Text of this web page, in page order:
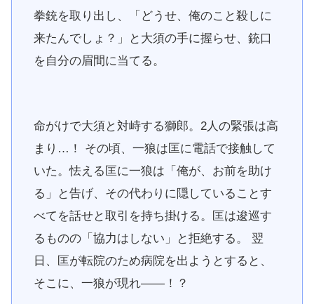
拳銃を取り出し、「どうせ、俺のこと殺しに
来たんでしょ？」と大須の手に握らせ、銃口
を自分の眉間に当てる。
命がけで大須と対峙する獅郎。2人の緊張は高
まり…！ その頃、一狼は匡に電話で接触して
いた。怯える匡に一狼は「俺が、お前を助け
る」と告げ、その代わりに隠していることす
べてを話せと取引を持ち掛ける。匡は逡巡す
るものの「協力はしない」と拒絶する。 翌
日、匡が転院のため病院を出ようとすると、
そこに、一狼が現れ――！？